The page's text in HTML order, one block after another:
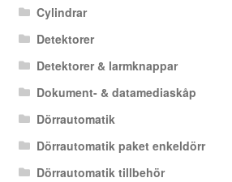
Cylindrar
Detektorer
Detektorer & larmknappar
Dokument- & datamediaskåp
Dörrautomatik
Dörrautomatik paket enkeldörr
Dörrautomatik tillbehör